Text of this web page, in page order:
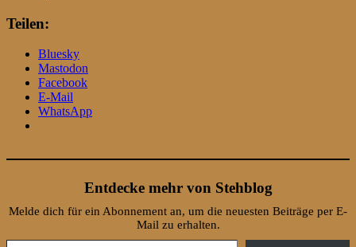
Teilen:
Bluesky
Mastodon
Facebook
E-Mail
WhatsApp
Entdecke mehr von Stehblog
Melde dich für ein Abonnement an, um die neuesten Beiträge per E-
Mail zu erhalten.
Gib deine E-Mail-Adresse ein ...